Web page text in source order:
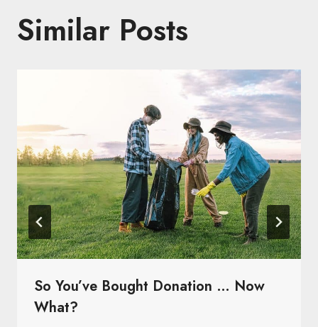
Similar Posts
So You’ve Bought Donation … Now
What?